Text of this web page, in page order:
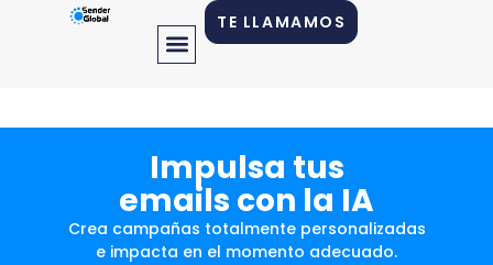
TE LLAMAMOS
Impulsa tus
emails con la IA
Crea campañas totalmente personalizadas
e impacta en el momento adecuado.